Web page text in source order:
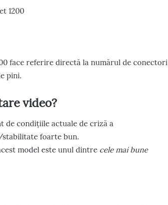
face referire directă la numărul de conectori
pini.
video?
de condițiile actuale de criză a
foarte bun.
model este unul dintre cele mai bune